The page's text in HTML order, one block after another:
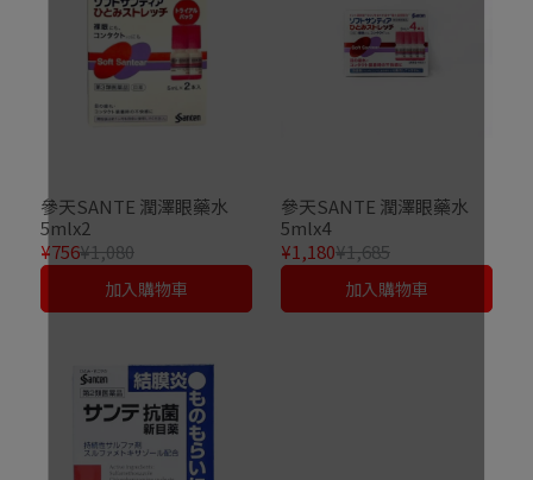
參天SANTE 潤澤眼藥水
5mlx2
¥756¥1,080
加入購物車
參天SANTE 潤澤眼藥水
5mlx4
¥1,180¥1,685
加入購物車